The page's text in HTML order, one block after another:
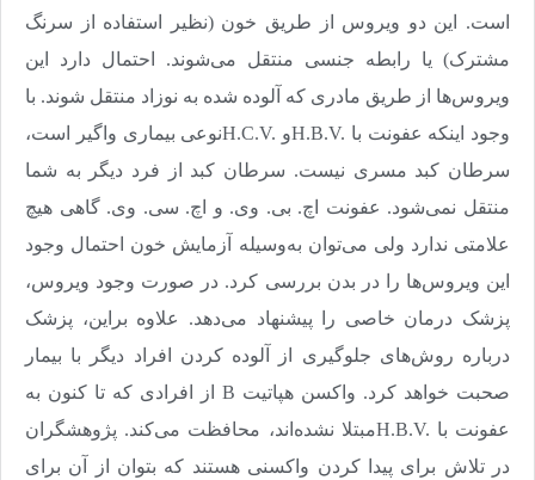
است. این دو ویروس از طریق خون (نظیر استفاده از سرنگ
مشترک) یا رابطه جنسی منتقل می‌شوند. احتمال دارد این
ویروس‌‌‌ها از طریق مادری که آلوده شده به نوزاد منتقل شوند. با
وجود اینکه عفونت با H.B.V.و H.C.V.نوعی بیماری واگیر است،
سرطان کبد مسری نیست. سرطان کبد از فرد دیگر به شما
منتقل نمی‌‌‌شود. عفونت‌‌‌ اچ. بی. وی. و اچ. سی. وی. گاهی هیچ
علامتی ندارد ولی می‌‌‌توان به‌وسیله آزمایش خون احتمال وجود
این ویروس‌‌‌ها را در بدن بررسی کرد. در صورت وجود ویروس،
پزشک درمان خاصی را پیشنهاد می‌دهد. علاوه براین، پزشک
درباره روش‌‌‌های جلوگیری از آلوده کردن افراد دیگر با بیمار
صحبت خواهد کرد. واکسن هپاتیت B
از افرادی که تا کنون به
عفونت با H.B.V.مبتلا نشده‌‌‌اند، محافظت می‌کند. پژوهشگران
در تلاش برای پیدا کردن واکسنی هستند که بتوان از آن برای